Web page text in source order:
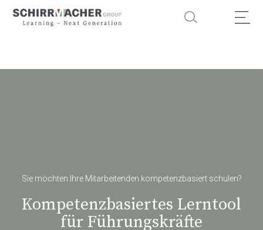
Sie möchten Ihre Mitarbeitenden kompetenzbasiert schulen?
Kompetenzbasiertes Lerntool
für Führungskräfte